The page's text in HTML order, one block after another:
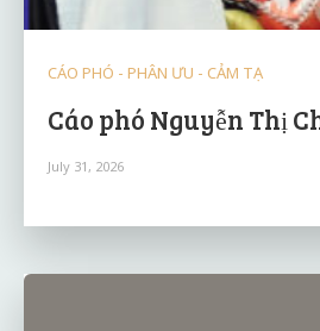
CÁO PHÓ - PHÂN ƯU - CẢM TẠ
Cáo phó Nguyễn Thị
July 31, 2026